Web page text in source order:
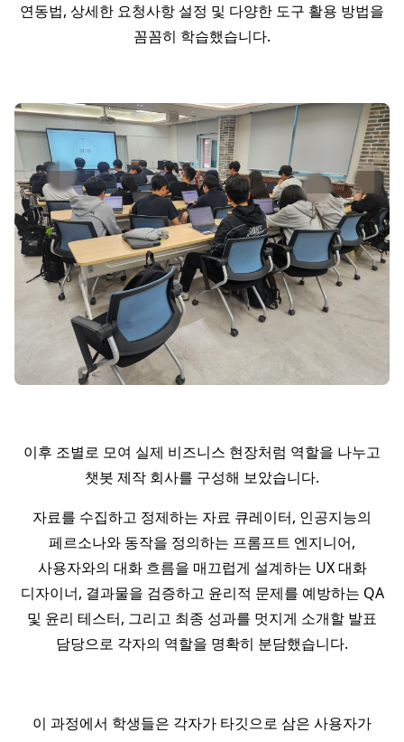
연동법, 상세한 요청사항 설정 및 다양한 도구 활용 방법을
꼼꼼히 학습했습니다.
이후 조별로 모여 실제 비즈니스 현장처럼 역할을 나누고
챗봇 제작 회사를 구성해 보았습니다.
자료를 수집하고 정제하는 자료 큐레이터, 인공지능의
페르소나와 동작을 정의하는 프롬프트 엔지니어,
사용자와의 대화 흐름을 매끄럽게 설계하는 UX 대화
디자이너, 결과물을 검증하고 윤리적 문제를 예방하는 QA
및 윤리 테스터, 그리고 최종 성과를 멋지게 소개할 발표
담당으로 각자의 역할을 명확히 분담했습니다.
이 과정에서 학생들은 각자가 타깃으로 삼은 사용자가